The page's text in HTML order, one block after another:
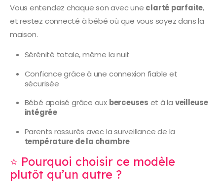
Vous entendez chaque son avec une clarté parfaite,
et restez connecté à bébé où que vous soyez dans la
maison.
Sérénité totale, même la nuit
Confiance grâce à une connexion fiable et
sécurisée
Bébé apaisé grâce aux berceuses et à la veilleuse
intégrée
Parents rassurés avec la surveillance de la
température de la chambre
⭐ Pourquoi choisir ce modèle
plutôt qu’un autre ?